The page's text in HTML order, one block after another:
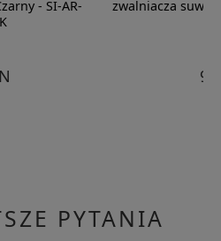
- SI-AR-
zwalniacza
PYTANIA